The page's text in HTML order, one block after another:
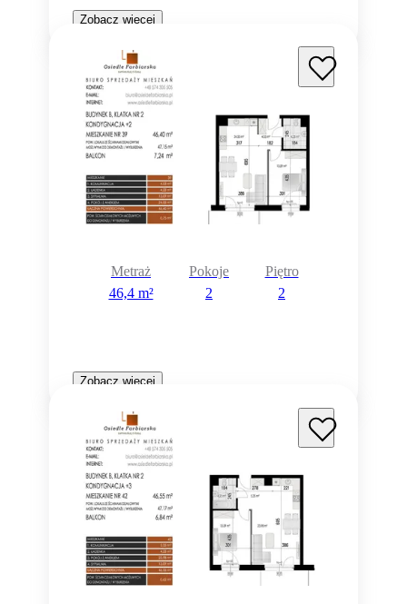
Zobacz więcej
Metraż
46,4 m²
Pokoje
2
Piętro
2
Zobacz więcej